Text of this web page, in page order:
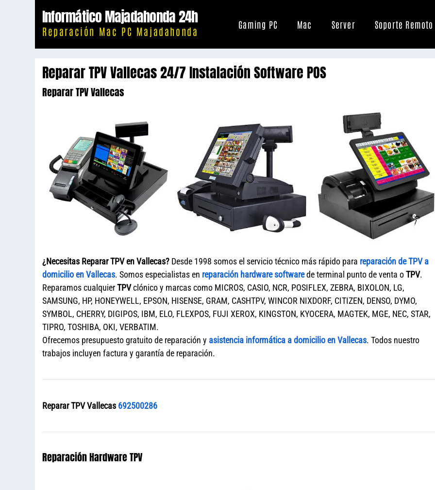
Informático Majadahonda 24h
Reparación Mac PC Majadahonda
Gaming PC Mac Server Soporte Remoto
Reparar TPV Vallecas 24/7 Instalación Software POS
Reparar TPV Vallecas
¿Necesitas Reparar TPV en Vallecas? Desde 1998 somos el servicio técnico más rápido para reparación deTPVa
domicilio en Vallecas. Somos especialistas en reparación hardware softwarede terminal punto de venta oTPV.
Reparamos cualquierTPVclónico y marcas como MICROS, CASIO, NCR, POSIFLEX, ZEBRA, BIXOLON, LG,
SAMSUNG, HP, HONEYWELL, EPSON, HISENSE, GRAM, CASHTPV, WINCOR NIXDORF, CITIZEN, DENSO, DYMO,
SYMBOL, CHERRY, DIGIPOS, IBM, ELO, FLEXPOS, FUJI XEROX, KINGSTON, KYOCERA, MAGTEK, MGE, NEC, STAR,
TIPRO, TOSHIBA, OKI, VERBATIM.
Ofrecemos presupuesto gratuito de reparación y asistencia informática a domicilio en Vallecas. Todos nuestro
trabajos incluyen factura y garantía de reparación.
Reparar TPV Vallecas 692500286
Reparación Hardware TPV